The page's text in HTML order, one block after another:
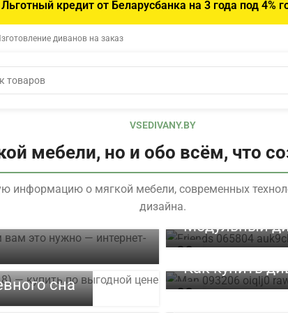
Льготный кредит от Беларусбанка на 3 года под 4%
диванов на заказ
VSEDIVANY.BY
мебели, но и обо всём, что
о мягкой мебели, современных
дизайна.
30
Модульный
сна
02
Как купить
для вашей